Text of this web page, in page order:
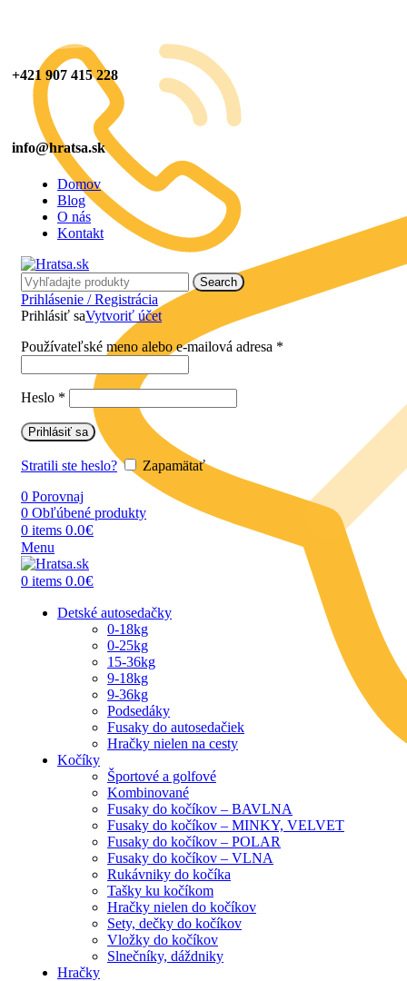
+421 907 415 228
info@hratsa.sk
Domov
Blog
O nás
Kontakt
Search
Prihlásenie / Registrácia
Prihlásiť saVytvoriť účet
Používateľské meno alebo e-mailová adresa *
Heslo *
Prihlásiť sa
Stratili ste heslo?
Zapamätať
0 Porovnaj
0 Obľúbené produkty
0 items 0.0€
Menu
0 items 0.0€
Detské autosedačky
0-18kg
0-25kg
15-36kg
9-18kg
9-36kg
Podsedáky
Fusaky do autosedačiek
Hračky nielen na cesty
Kočíky
Športové a golfové
Kombinované
Fusaky do kočíkov – BAVLNA
Fusaky do kočíkov – MINKY, VELVET
Fusaky do kočíkov – POLAR
Fusaky do kočíkov – VLNA
Rukávniky do kočíka
Tašky ku kočíkom
Hračky nielen do kočíkov
Sety, dečky do kočíkov
Vložky do kočíkov
Slnečníky, dáždniky
Hračky